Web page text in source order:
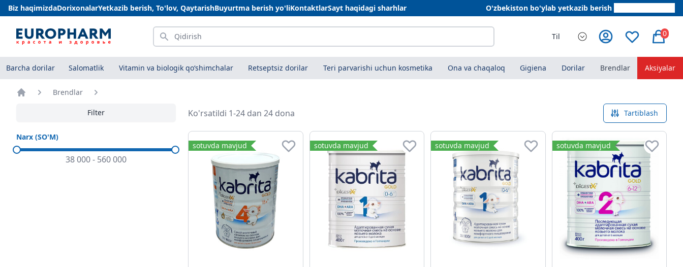
Biz haqimizdaDorixonalarYetkazib berish, To'lov, QaytarishBuyurtma berish yo'liKontaktlarSayt haqidagi sharhlar O'zbekiston bo'ylab yetkazib berish
Qidirish Til 0
Barcha dorilar Salomatlik Vitamin va biologik qo‘shimchalar Retseptsiz dorilar Teri parvarishi uchun kosmetika Ona va chaqaloq Gigiena Dorilar Brendlar Aksiyalar
Brendlar
Filter
Narx (SO'M)
38 000- 560 000
Ko'rsatildi 1-24 dan 24 dona Tartiblash
sotuvda mavjud sotuvda mavjud sotuvda mavjud sotuvda mavjud